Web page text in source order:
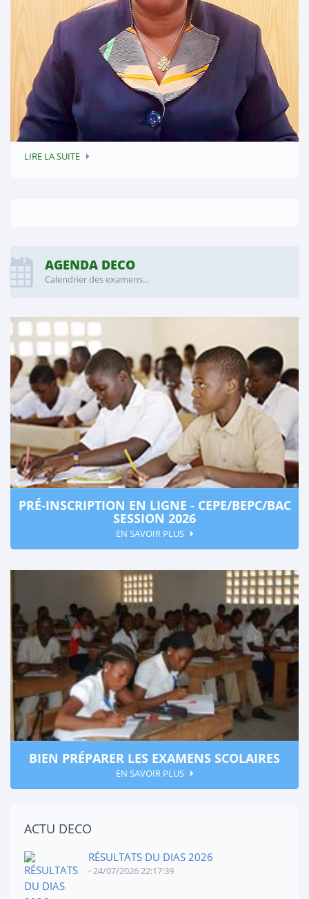
LIRE LA SUITE
AGENDA DECO
Calendrier des examens...
PRÉ-INSCRIPTION EN LIGNE - CEPE/BEPC/BAC
SESSION 2026
EN SAVOIR PLUS
BIEN PRÉPARER LES EXAMENS SCOLAIRES
EN SAVOIR PLUS
ACTU DECO
RÉSULTATS DU DIAS 2026
24/07/2026 22:17:39